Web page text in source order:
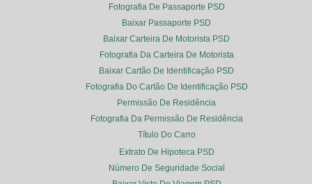
Fotografia De Passaporte PSD
Baixar Passaporte PSD
Baixar Carteira De Motorista PSD
Fotografia Da Carteira De Motorista
Baixar Cartão De Identificação PSD
Fotografia Do Cartão De Identificação PSD
Permissão De Residência
Fotografia Da Permissão De Residência
Título Do Carro
Extrato De Hipoteca PSD
Número De Seguridade Social